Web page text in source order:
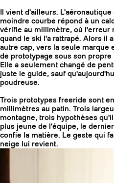
Il vient d'ailleurs.
moindre courbe répond à un
vérifie au millimètre, où l'erreur
quand le ski l'a rattrapé. Alors il
autre cap, vers la seule marque
de prototypage sous son
Elle a seulement changé de
juste le guide, sauf
poudreuse.
Trois prototypes freeride sont
millimètres au patin. Trois
montagne, trois hypothèses
plus jeune de l'équipe, le
confie la matière. Le geste qui
neige lui revient.